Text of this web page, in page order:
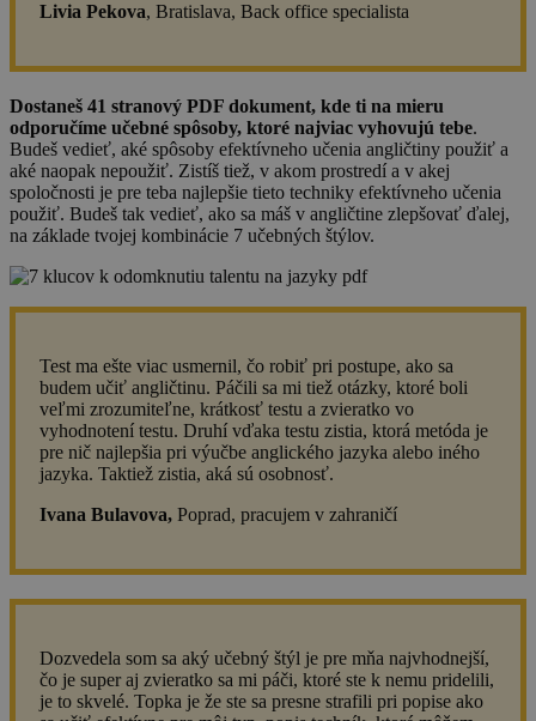
Livia Pekova, Bratislava, Back office specialista
Dostaneš 41 stranový PDF dokument, kde ti na mieru
odporučíme učebné spôsoby, ktoré najviac vyhovujú tebe.
Budeš vedieť, aké spôsoby efektívneho učenia angličtiny použiť a
aké naopak nepoužiť. Zistíš tiež, v akom prostredí a v akej
spoločnosti je pre teba najlepšie tieto techniky efektívneho učenia
použiť. Budeš tak vedieť, ako sa máš v angličtine zlepšovať ďalej,
na základe tvojej kombinácie 7 učebných štýlov.
Test ma ešte viac usmernil, čo robiť pri postupe, ako sa
budem učiť angličtinu. Páčili sa mi tiež otázky, ktoré boli
veľmi zrozumiteľne, krátkosť testu a zvieratko vo
vyhodnotení testu. Druhí vďaka testu zistia, ktorá metóda je
pre nič najlepšia pri výučbe anglického jazyka alebo iného
jazyka. Taktiež zistia, aká sú osobnosť.
Ivana Bulavova, Poprad, pracujem v zahraničí
Dozvedela som sa aký učebný štýl je pre mňa najvhodnejší,
čo je super aj zvieratko sa mi páči, ktoré ste k nemu pridelili,
je to skvelé. Topka je že ste sa presne strafili pri popise ako